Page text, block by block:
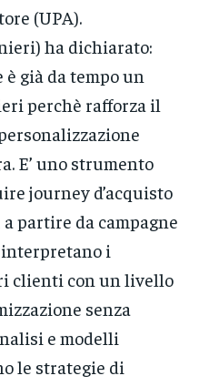
(UPA).
ha dichiarato:
già da tempo un
perchè rafforza il
E’ uno strumento
journey d’acquisto
partire da campagne
i
clienti con un livello
senza
e modelli
le strategie di